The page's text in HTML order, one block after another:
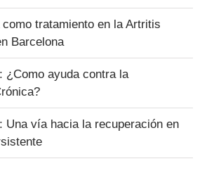
tratamiento en la Artritis
Barcelona
¿Como ayuda contra la
Una vía hacia la recuperación en